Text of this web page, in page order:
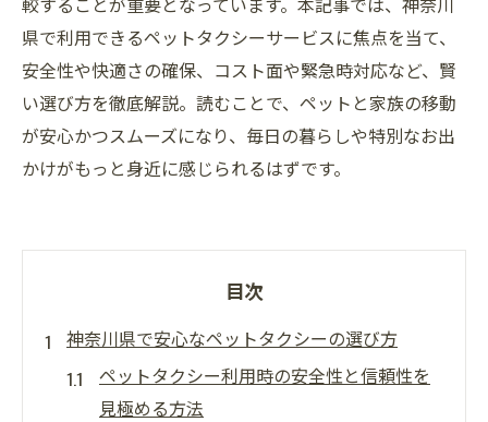
県で利用できるペットタクシーサービスに焦点を当て、
安全性や快適さの確保、コスト面や緊急時対応など、賢
い選び方を徹底解説。読むことで、ペットと家族の移動
が安心かつスムーズになり、毎日の暮らしや特別なお出
かけがもっと身近に感じられるはずです。
目次
神奈川県で安心なペットタクシーの選び方
ペットタクシー利用時の安全性と信頼性を
見極める方法